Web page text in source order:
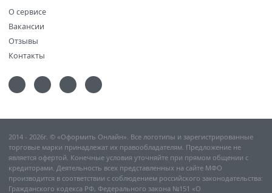
О сервисе
Вакансии
Отзывы
Контакты
2014 - 2026г. © «Оформить Онлайн». Все логотипы и зарегистрированные
торговые марки принадлежат их правообладателям. Предложение не
является офертой. Конечные условия уточняйте при прямом общении с
кредиторами. Деятельность всех представленных на сайте МФО
производится в соответствии с соблюдением российского законодательства:
Гражданского кодекса РФ, Федерального закона №151 «О